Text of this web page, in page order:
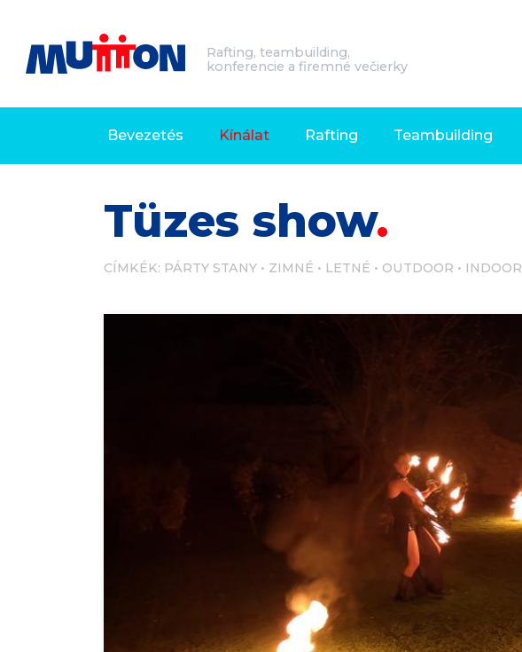
Rafting, teambuilding,
konferencie a firemné večierky
Bevezetés Kínálat Rafting Teambuilding
Tüzes show
CÍMKÉK: PÁRTY STANY ZIMNÉ LETNÉ OUTDOOR INDOOR